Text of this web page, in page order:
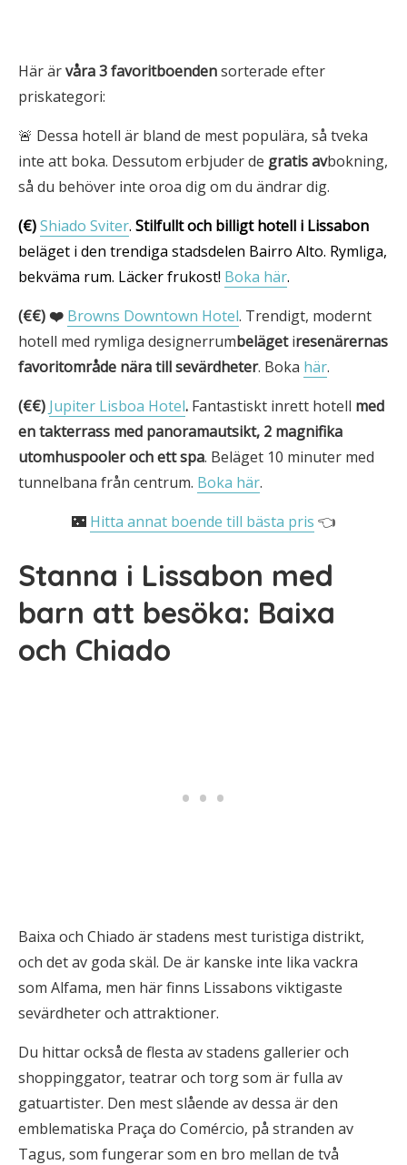
Här ärvåra 3favoritboendensorterade efter
priskategori:
🚨 Dessa hotell är bland de mest populära, så tveka
inte att boka. Dessutom erbjuder de gratis avbokning,
så du behöver inte oroa dig om du ändrar dig.
(€)Shiado Sviter. Stilfullt och billigt hotell i Lissabon
beläget i den trendiga stadsdelen Bairro Alto. Rymliga,
bekväma rum. Läcker frukost! Boka här.
(€€) ❤️ Browns Downtown Hotel. Trendigt, modernt
hotell med rymliga designerrumbelägetiresenärernas
favoritområde nära till sevärdheter. Boka här.
(€€) Jupiter Lisboa Hotel. Fantastiskt inrett hotell med
en takterrass med panoramautsikt, 2 magnifika
utomhuspooler ochett spa. Beläget 10 minuter med
tunnelbana från centrum. Boka här.
🌃 Hitta annat boende till bästa pris 👈
Stanna i Lissabon med
barn att besöka: Baixa
och Chiado
Baixa och Chiado är stadens mest turistiga distrikt,
och det av goda skäl. De är kanske inte lika vackra
som Alfama, men här finns Lissabons viktigaste
sevärdheter och attraktioner.
Du hittar också de flesta av stadens gallerier och
shoppinggator, teatrar och torg som är fulla av
gatuartister. Den mest slående av dessa är den
emblematiska Praça do Comércio, på stranden av
Tagus, som fungerar som en bro mellan de två